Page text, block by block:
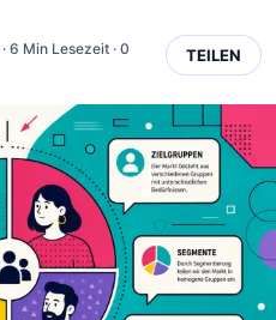
· 6 Min Lesezeit · 0
TEILEN